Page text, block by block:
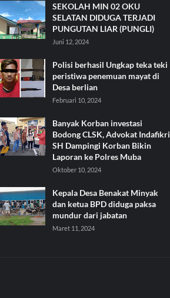
SEKOLAH MIN 02 OKU
SELATAN DIDUGA TERJADI
PUNGUTAN LIAR (PUNGLI)
Juni 12, 2024
Polisi berhasil Ungkap teka teki
peristiwa penemuan mayat di
Desa berlian
Februari 10, 2024
Banyak Korban investasi
Bodong CLSK, Advokat Indafikri
SH Dampingi Korban Bikin
Laporan ke Polres Muba
Oktober 10, 2024
Kepala Desa Benakat Minyak
dan ketua BPD diduga paksa
mundur dari jabatan
Maret 11, 2024